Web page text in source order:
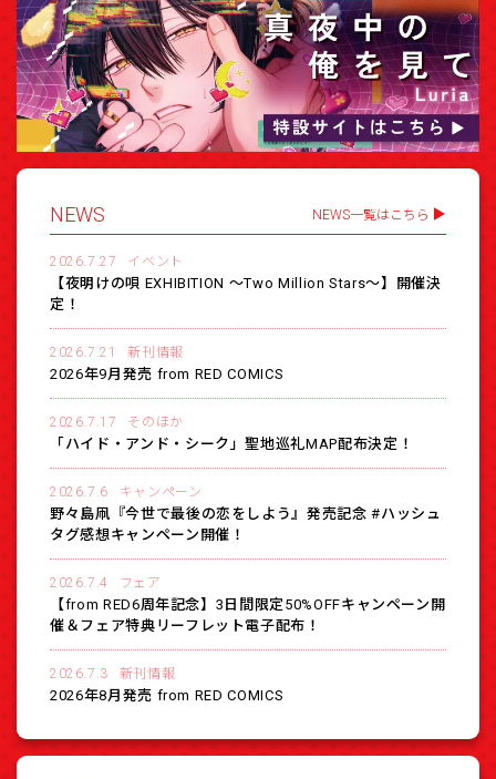
NEWS NEWS一覧はこちら
2026.7.27 イベント
【夜明けの唄 EXHIBITION 〜Two Million Stars〜】開催決
定！
2026.7.21 新刊情報
2026年9月発売 from RED COMICS
2026.7.17 そのほか
「ハイド・アンド・シーク」聖地巡礼MAP配布決定！
2026.7.6 キャンペーン
野々島凧『今世で最後の恋をしよう』発売記念 #ハッシュ
タグ感想キャンペーン開催！
2026.7.4 フェア
【from RED6周年記念】3日間限定50%OFFキャンペーン開
催＆フェア特典リーフレット電子配布！
2026.7.3 新刊情報
2026年8月発売 from RED COMICS